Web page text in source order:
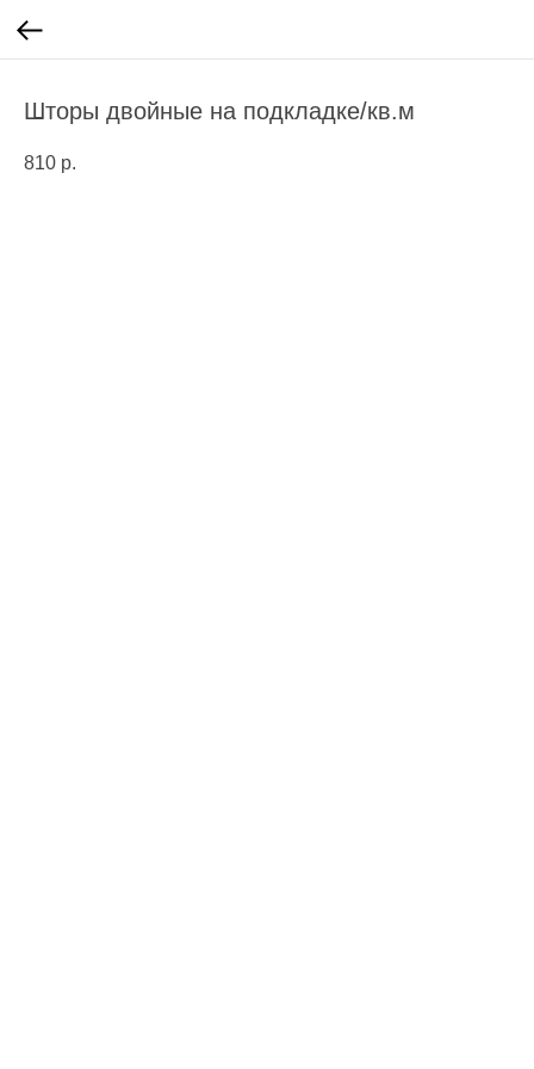
Шторы двойные на подкладке/кв.м
810 р.